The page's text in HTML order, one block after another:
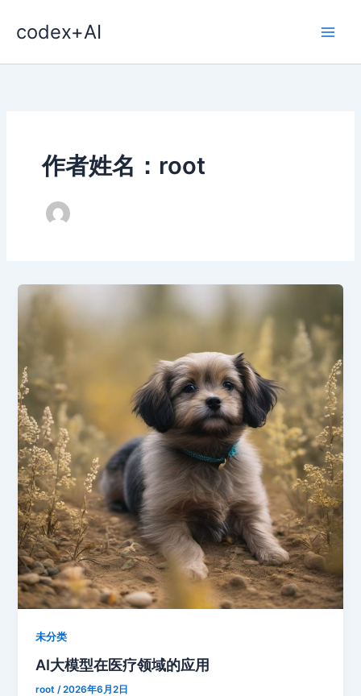
容
codex+AI
作者姓名：root
未分类
AI大模型在医疗领域的应用
root /2026年6月2日